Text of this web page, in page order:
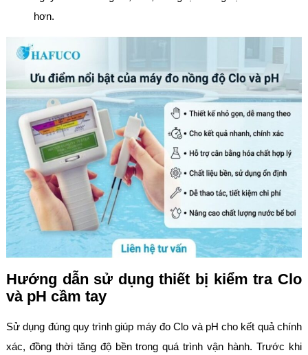
hơn.
Hướng dẫn sử dụng thiết bị kiểm tra Clo
và pH cầm tay
Sử dụng đúng quy trình giúp máy đo Clo và pH cho kết quả chính
xác, đồng thời tăng độ bền trong quá trình vận hành. Trước khi